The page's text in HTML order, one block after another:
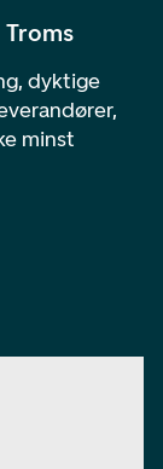
dyktige
minst